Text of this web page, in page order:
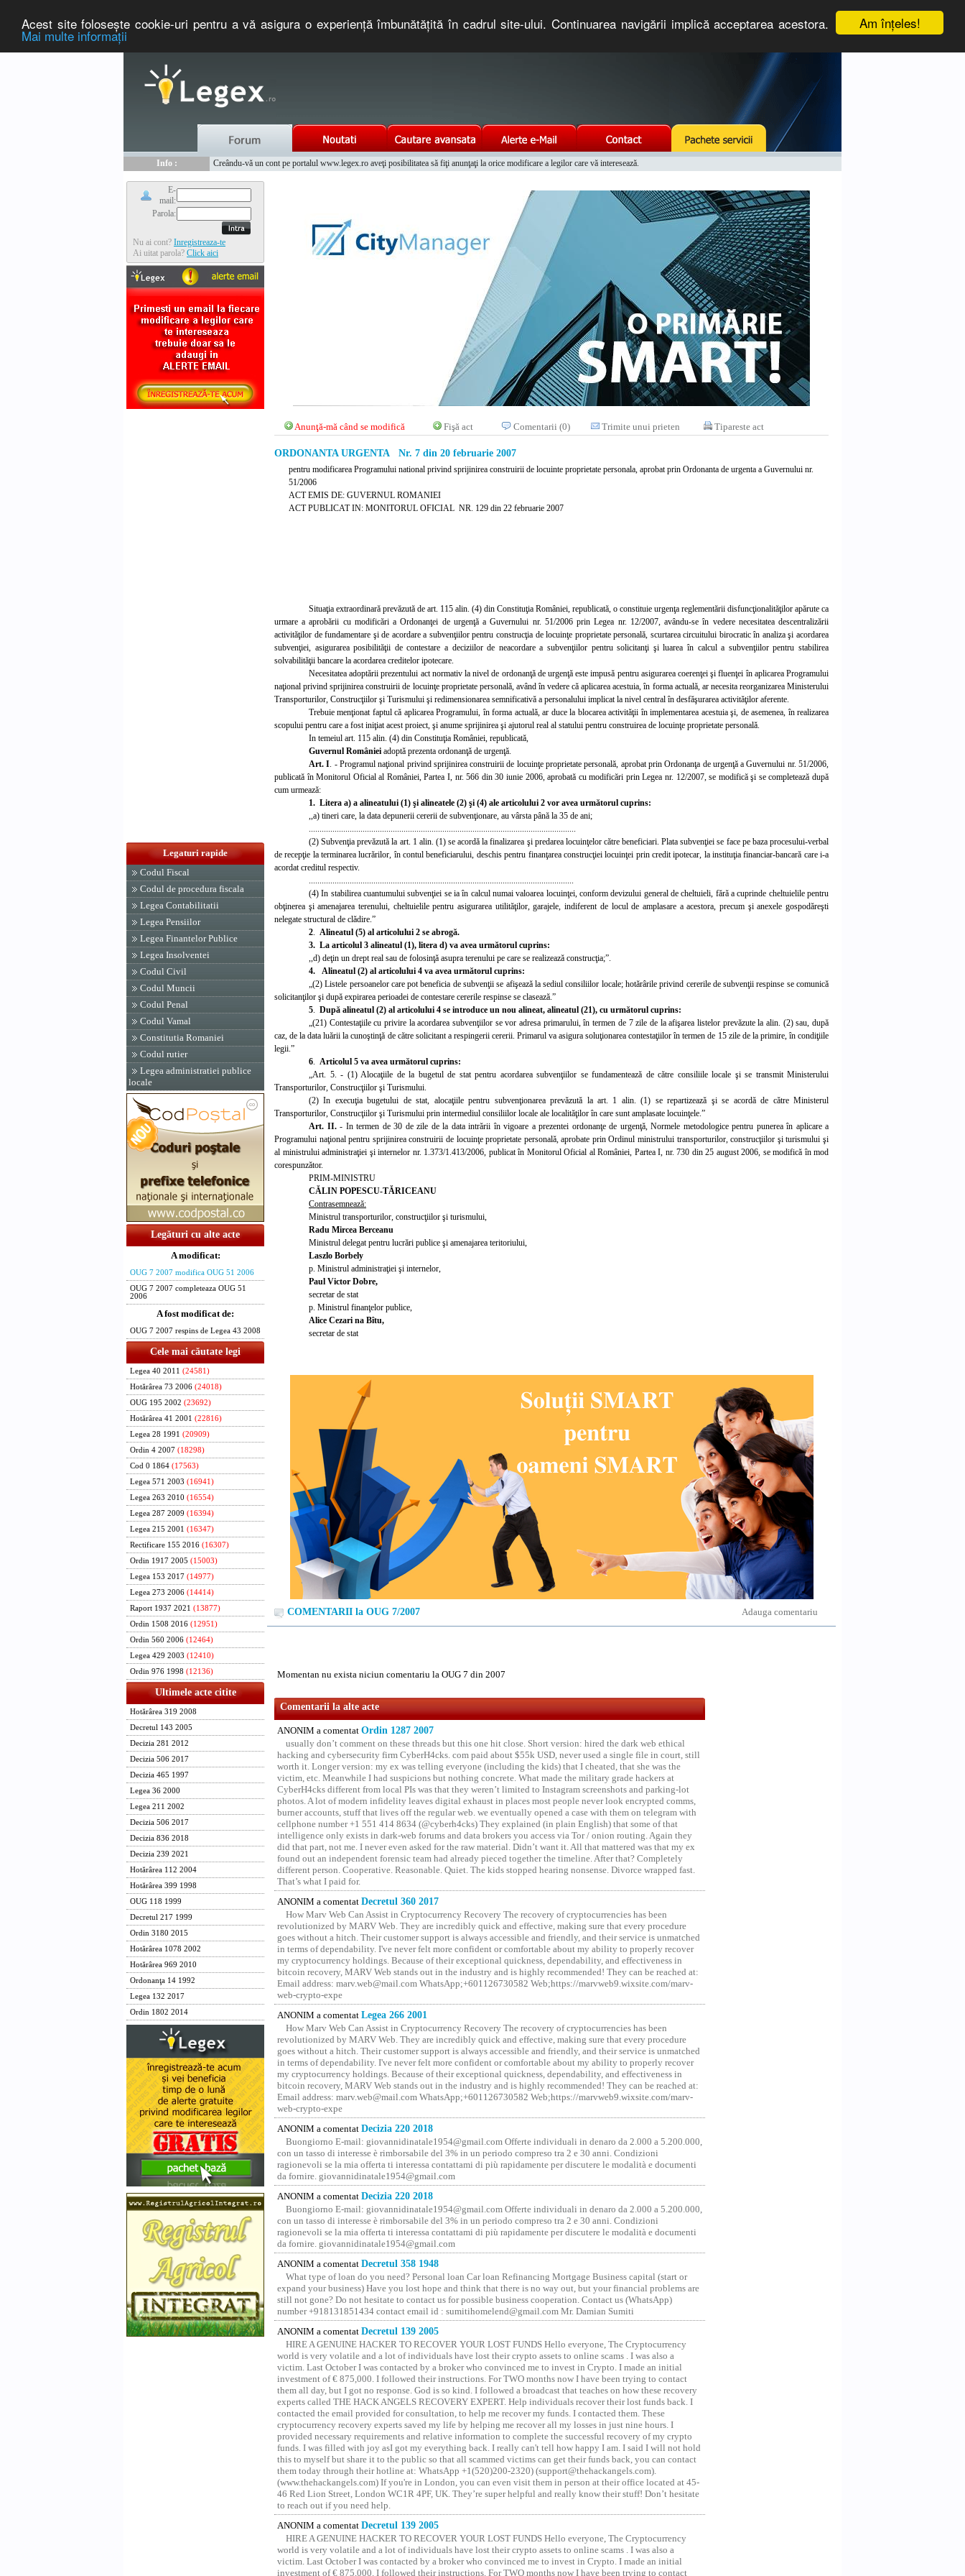
Am înţeles!
Acest site foloseşte cookie-uri pentru a vă asigura o experienţă îmbunătăţită în cadrul site-ului. Continuarea navigării implică acceptarea acestora.
Mai multe informaţii
Info :
Creându-vă un cont pe portalul www.legex.ro aveţi posibilitatea să fiţi anunţaţi la orice modificare a legilor care vă interesează.
E-
mail:
Parola:
Nu ai cont? Inregistreaza-te
Ai uitat parola? Click aici
Legaturi rapide
Codul Fiscal
Codul de procedura fiscala
Legea Contabilitatii
Legea Pensiilor
Legea Finantelor Publice
Legea Insolventei
Codul Civil
Codul Muncii
Codul Penal
Codul Vamal
Constitutia Romaniei
Codul rutier
Legea administratiei publice
locale
Legături cu alte acte
A modificat:
OUG 7 2007 modifica OUG 51 2006
OUG 7 2007 completeaza OUG 51
2006
A fost modificat de:
OUG 7 2007 respins de Legea 43 2008
Cele mai căutate legi
Legea 40 2011 (24581)
Hotărârea 73 2006 (24018)
OUG 195 2002 (23692)
Hotărârea 41 2001 (22816)
Legea 28 1991 (20909)
Ordin 4 2007 (18298)
Cod 0 1864 (17563)
Legea 571 2003 (16941)
Legea 263 2010 (16554)
Legea 287 2009 (16394)
Legea 215 2001 (16347)
Rectificare 155 2016 (16307)
Ordin 1917 2005 (15003)
Legea 153 2017 (14977)
Legea 273 2006 (14414)
Raport 1937 2021 (13877)
Ordin 1508 2016 (12951)
Ordin 560 2006 (12464)
Legea 429 2003 (12410)
Ordin 976 1998 (12136)
Ultimele acte citite
Hotărârea 319 2008
Decretul 143 2005
Decizia 281 2012
Decizia 506 2017
Decizia 465 1997
Legea 36 2000
Legea 211 2002
Decizia 506 2017
Decizia 836 2018
Decizia 239 2021
Hotărârea 112 2004
Hotărârea 399 1998
OUG 118 1999
Decretul 217 1999
Ordin 3180 2015
Hotărârea 1078 2002
Hotărârea 969 2010
Ordonanţa 14 1992
Legea 132 2017
Ordin 1802 2014
Anunţă-mă când se modifică Fişă act Comentarii (0) Trimite unui prieten Tipareste act
ORDONANTA URGENTA Nr. 7 din 20 februarie 2007
pentru modificarea Programului national privind sprijinirea construirii de locuinte proprietate personala, aprobat prin Ordonanta de urgenta a Guvernului nr.
51/2006
ACT EMIS DE: GUVERNUL ROMANIEI
ACT PUBLICAT IN: MONITORUL OFICIAL NR. 129 din 22 februarie 2007
Situaţia extraordinară prevăzută de art. 115 alin. (4) din Constituţia României, republicată, o constituie urgenţa reglementării disfuncţionalităţilor apărute ca
urmare a aprobării cu modificări a Ordonanţei de urgenţă a Guvernului nr. 51/2006 prin Legea nr. 12/2007, avându-se în vedere necesitatea descentralizării
activităţilor de fundamentare şi de acordare a subvenţiilor pentru construcţia de locuinţe proprietate personală, scurtarea circuitului birocratic în analiza şi acordarea
subvenţiei, asigurarea posibilităţii de contestare a deciziilor de neacordare a subvenţiilor pentru solicitanţi şi luarea în calcul a subvenţiilor pentru stabilirea
solvabilităţii bancare la acordarea creditelor ipotecare.
Necesitatea adoptării prezentului act normativ la nivel de ordonanţă de urgenţă este impusă pentru asigurarea coerenţei şi fluenţei în aplicarea Programului
naţional privind sprijinirea construirii de locuinţe proprietate personală, având în vedere că aplicarea acestuia, în forma actuală, ar necesita reorganizarea Ministerului
Transporturilor, Construcţiilor şi Turismului şi redimensionarea semnificativă a personalului implicat la nivel central în desfăşurarea activităţilor aferente.
Trebuie menţionat faptul că aplicarea Programului, în forma actuală, ar duce la blocarea activităţii în implementarea acestuia şi, de asemenea, în realizarea
scopului pentru care a fost iniţiat acest proiect, şi anume sprijinirea şi ajutorul real al statului pentru construirea de locuinţe proprietate personală.
In temeiul art. 115 alin. (4) din Constituţia României, republicată,
Guvernul României adoptă prezenta ordonanţă de urgenţă.
Art. I - Programul naţional privind sprijinirea construirii de locuinţe proprietate personală, aprobat prin Ordonanţa de urgenţă a Guvernului nr. 51/2006,
publicată în Monitorul Oficial al României, ParteaI, nr. 566 din 30 iunie 2006, aprobată cu modificări prin Legea nr. 12/2007, se modifică şi se completează după
cum urmează:
1. Litera a) a alineatului (1) şi alineatele (2) şi (4) ale articolului 2 vor avea următorul cuprins:
,,a) tineri care, la data depunerii cererii de subvenţionare, au vârsta până la 35 de ani;
(2) Subvenţia prevăzută la art. 1 alin. (1) se acordă la finalizarea şi predarea locuinţelor către beneficiari. Plata subvenţiei se face pe baza procesului-verbal
de recepţie la terminarea lucrărilor, în contul beneficiarului, deschis pentru finanţarea construcţiei locuinţei prin credit ipotecar, la instituţia financiar-bancară care i-a
acordat creditul respectiv.
(4) In stabilirea cuantumului subvenţiei se ia în calcul numai valoarea locuinţei, conform devizului general de cheltuieli, fără a cuprinde cheltuielile pentru
obţinerea şi amenajarea terenului, cheltuielile pentru asigurarea utilităţilor, garajele, indiferent de locul de amplasare a acestora, precum şi anexele gospodăreşti
nelegate structural de clădire.”
2
Alineatul (5) al articolului 2 se abrogă.
3. La articolul 3 alineatul (1), litera d) va avea următorul cuprins:
,,d) deţin un drept real sau de folosinţă asupra terenului pe care se realizează construcţia;”
4.
Alineatul (2) al articolului 4 va avea următorul cuprins:
„(2) Listele persoanelor care pot beneficia de subvenţii se afişează la sediul consiliilor locale; hotărârile privind cererile de subvenţii respinse se comunică
solicitanţilor şi după expirarea perioadei de contestare cererile respinse se clasează.”
5
După alineatul (2) al articolului 4 se introduce un nou alineat, alineatul (21), cu următorul cuprins:
„(21) Contestaţiile cu privire la acordarea subvenţiilor se vor adresa primarului, în termen de 7 zile de la afişarea listelor prevăzute la alin. (2) sau, după
caz, de la data luării la cunoştinţă de către solicitant a respingerii cererii. Primarul va asigura soluţionarea contestaţiilorîn termen de 15 zile de la primire, în condiţiile
legii.”
6
Articolul 5 va avea următorul cuprins:
„Art. 5. - (1) Alocaţiile de la bugetul de stat pentru acordarea subvenţiilor se fundamentează de către consiliile locale şi se transmit Ministerului
Transporturilor, Construcţiilor şi Turismului.
(2) In execuţia bugetului de stat, alocaţiile pentru subvenţionarea prevăzută la art. 1 alin. (1) se repartizează şi se acordă de către Ministerul
Transporturilor, Construcţiilor şi Turismului prin intermediul consiliilor locale ale localităţilor în care sunt amplasate locuinţele.”
Art. II. - In termen de 30 de zile de la data intrării în vigoare a prezentei ordonanţe de urgenţă, Normele metodologice pentru punerea în aplicare a
Programului naţional pentru sprijinirea construirii de locuinţe proprietate personală, aprobate prin Ordinul ministrului transporturilor, construcţiilor şi turismului şi
al ministrului administraţiei şi internelor nr. 1.373/1.413/2006, publicat în Monitorul Oficial al României, Partea I, nr. 730 din 25 august 2006, se modifică în mod
corespunzător.
PRIM-MINISTRU
CĂLIN POPESCU-TĂRICEANU
Contrasemnează:
Ministrul transporturilor, construcţiilor şi turismului,
Radu Mircea Berceanu
Ministrul delegat pentru lucrări publice şi amenajarea teritoriului,
Laszlo Borbely
p. Ministrul administraţiei şi internelor,
Paul Victor Dobre,
secretar de stat
p. Ministrul finanţelor publice,
Alice Cezari na Bîtu,
secretar de stat
Adauga comentariu
COMENTARII la OUG 7/2007
Momentan nu exista niciun comentariu la OUG 7 din 2007
Comentarii la alte acte
ANONIM a comentat Ordin 1287 2007
usually don’t comment on these threads but this one hit close. Short version: hired the dark web ethical
hacking and cybersecurity firm CyberH4cks. com paid about $55k USD, never used a single file in court, still
worth it. Longer version: my ex was telling everyone (including the kids) that I cheated, that she was the
victim, etc. Meanwhile I had suspicions but nothing concrete. What made the military grade hackers at
CyberH4cks different from local PIs was that they weren’t limited to Instagram screenshots and parking-lot
photos. A lot of modern infidelity leaves digital exhaust in places most people never look encrypted comms,
burner accounts, stuff that lives off the regular web. we eventually opened a case with them on telegram with
cellphone number +1 551 414 8634 (@cyberh4cks) They explained (in plain English) that some of that
intelligence only exists in dark-web forums and data brokers you access via Tor / onion routing. Again they
did that part, not me. I never even asked for the raw material. Didn’t want it. All that mattered was that my ex
found out an independent forensic team had already pieced together the timeline. After that? Completely
different person. Cooperative. Reasonable. Quiet. The kids stopped hearing nonsense. Divorce wrapped fast.
That’s what I paid for.
ANONIM a comentat Decretul 360 2017
How Marv Web Can Assist in Cryptocurrency Recovery The recovery of cryptocurrencies has been
revolutionized by MARV Web. They are incredibly quick and effective, making sure that every procedure
goes without a hitch. Their customer support is always accessible and friendly, and their service is unmatched
in terms of dependability. I've never felt more confident or comfortable about my ability to properly recover
my cryptocurrency holdings. Because of their exceptional quickness, dependability, and effectiveness in
bitcoin recovery, MARV Web stands out in the industry and is highly recommended! They can be reached at:
Email address: marv.web@mail.com WhatsApp;+601126730582 Web;https://marvweb9.wixsite.com/marv-
web-crypto-expe
ANONIM a comentat Legea 266 2001
How Marv Web Can Assist in Cryptocurrency Recovery The recovery of cryptocurrencies has been
revolutionized by MARV Web. They are incredibly quick and effective, making sure that every procedure
goes without a hitch. Their customer support is always accessible and friendly, and their service is unmatched
in terms of dependability. I've never felt more confident or comfortable about my ability to properly recover
my cryptocurrency holdings. Because of their exceptional quickness, dependability, and effectiveness in
bitcoin recovery, MARV Web stands out in the industry and is highly recommended! They can be reached at:
Email address: marv.web@mail.com WhatsApp;+601126730582 Web;https://marvweb9.wixsite.com/marv-
web-crypto-expe
ANONIM a comentat Decizia 220 2018
Buongiorno E-mail: giovannidinatale1954@­gmail.­com Offerte individuali in denaro da 2.000 a 5.200.000,
con un tasso di interesse è rimborsabile del 3% in un periodo compreso tra 2 e 30 anni. Condizioni
ragionevoli se la mia offerta ti interessa contattami di più rapidamente per discutere le modalità e documenti
da fornire. giovannidinatale1954@­gmail.­com
ANONIM a comentat Decizia 220 2018
Buongiorno E-mail: giovannidinatale1954@­gmail.­com Offerte individuali in denaro da 2.000 a 5.200.000,
con un tasso di interesse è rimborsabile del 3% in un periodo compreso tra 2 e 30 anni. Condizioni
ragionevoli se la mia offerta ti interessa contattami di più rapidamente per discutere le modalità e documenti
da fornire. giovannidinatale1954@­gmail.­com
ANONIM a comentat Decretul 358 1948
What type of loan do you need? Personal loan Car loan Refinancing Mortgage Business capital (start or
expand your business) Have you lost hope and think that there is no way out, but your financial problems are
still not gone? Do not hesitate to contact us for possible business cooperation. Contact us (WhatsApp)
number +918131851434 contact email id : sumitihomelend@gmail.com Mr. Damian Sumiti
ANONIM a comentat Decretul 139 2005
HIRE A GENUINE HACKER TO RECOVER YOUR LOST FUNDS Hello everyone, The Cryptocurrency
world is very volatile and a lot of individuals have lost their crypto assets to online scams . I was also a
victim. Last October I was contacted by a broker who convinced me to invest in Crypto. I made an initial
investment of € 875,000. I followed their instructions. For TWO months now I have been trying to contact
them all day, but I got no response. God is so kind. I followed a broadcast that teaches on how these recovery
experts called THE HACK ANGELS RECOVERY EXPERT. Help individuals recover their lost funds back. I
contacted the email provided for consultation, to help me recover my funds. I contacted them. These
cryptocurrency recovery experts saved my life by helping me recover all my losses in just nine hours. I
provided necessary requirements and relative information to complete the successful recovery of my crypto
funds. I was filled with joy asI got my everything back. I really can't tell how happy I am. I said I will not hold
this to myself but share it to the public so that all scammed victims can get their funds back, you can contact
them today through their hotline at: WhatsApp +1(520)200-2320) (support@thehackangels.com).
(www.thehackangels.com) If you're in London, you can even visit them in person at their office located at 45-
46 Red Lion Street, London WC1R 4PF, UK. They’re super helpful and really know their stuff! Don’t hesitate
to reach out if you need help.
ANONIM a comentat Decretul 139 2005
HIRE A GENUINE HACKER TO RECOVER YOUR LOST FUNDS Hello everyone, The Cryptocurrency
world is very volatile and a lot of individuals have lost their crypto assets to online scams . I was also a
victim. Last October I was contacted by a broker who convinced me to invest in Crypto. I made an initial
investment of € 875,000. I followed their instructions. For TWO months now I have been trying to contact